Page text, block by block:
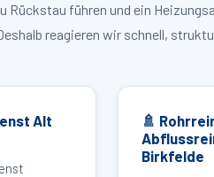
Rückstau führen und ein
reagieren wir schnell,
Alt
🚿
Birkfelde